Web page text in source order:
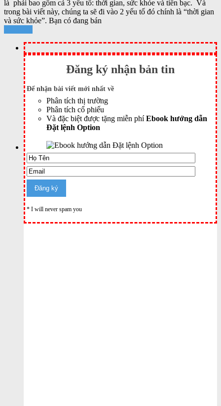
là phải bao gồm cả 3 yếu tố: thời gian, sức khỏe và tiền bạc. Và
trong bài viết này, chúng ta sẽ đi vào 2 yếu tố đó chính là “thời gian
và sức khỏe”. Bạn có đang bán
Đăng ký nhận bản tin
Để nhận bài viết mới nhất về
Phân tích thị trường
Phân tích cổ phiếu
Và đặc biệt được tặng miễn phíEbook hướng dẫn
Đặt lệnh Option
* I will never spam you